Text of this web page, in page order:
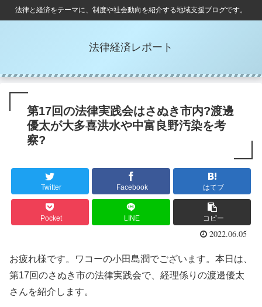
法律と経済をテーマに、制度や社会動向を紹介する地域支援ブログです。
法律経済レポート
第17回の法律実践会はさぬき市内?渡邊
優太が大多喜洪水や中富良野汚染を考
察?
Twitter Facebook はてブ
Pocket LINE コピー
2022.06.05
お疲れ様です。ワコーの小田島潤でございます。本日は、
第17回のさぬき市の法律実践会で、経理係りの渡邊優太
さんを紹介します。